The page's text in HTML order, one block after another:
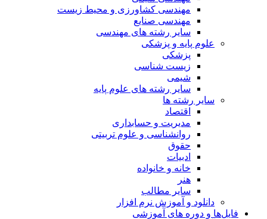
مهندسی کشاورزی و محیط زیست
مهندسی صنایع
سایر رشته های مهندسی
علوم پایه و پزشکی
پزشکی
زیست شناسی
شیمی
سایر رشته های علوم پایه
سایر رشته ها
اقتصاد
مدیریت و حسابداری
روانشناسی و علوم تربیتی
حقوق
ادبیات
خانه و خانواده
هنر
سایر مطالب
دانلود و آموزش نرم افزار
فایل‌ها و دوره های آموزشی